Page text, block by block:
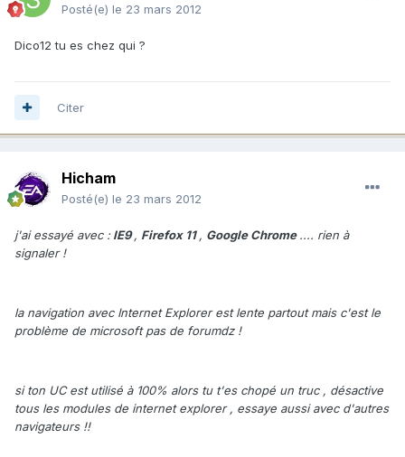
Posté(e) le 23 mars 2012
Dico12 tu es chez qui ?
Citer
Hicham
Posté(e) le 23 mars 2012
j'ai essayé avec : IE9, Firefox 11 , Google Chrome.... rien à
signaler !
la navigation avec Internet Explorer est lente partout mais c'est le
problème de microsoft pas de forumdz !
si ton UC est utilisé à 100% alors tu t'es chopé un truc , désactive
tous les modules de internet explorer , essaye aussi avec d'autres
navigateurs !!